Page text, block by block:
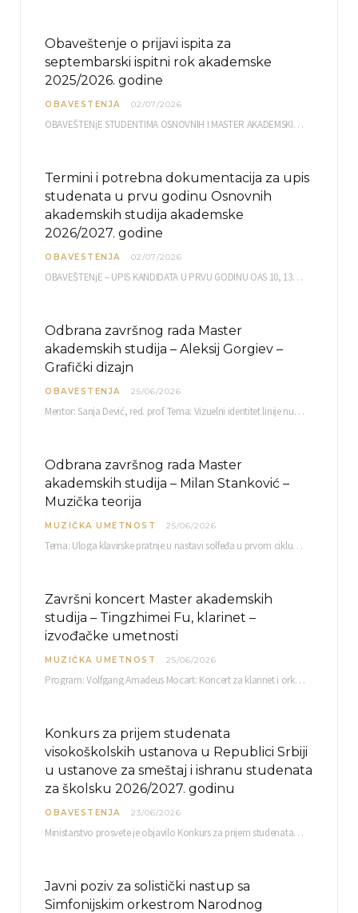
Obaveštenje o prijavi ispita za
septembarski ispitni rok akademske
2025/2026. godine
OBAVESTENJA 02/07/2026
OBAVEŠTENjE STUDENTIMA OSNOVNIH I MASTER AKADEMSKIH STUDIJA ELEKTRONSKA PRIJAVA ISPITA za septembarski ispitni rok za…
Termini i potrebna dokumentacija za upis
studenata u prvu godinu Osnovnih
akademskih studija akademske
2026/2027. godine
OBAVESTENJA 02/07/2026
OBAVEŠTENjE – UPIS KANDIDATA U PRVU GODINU OAS 10, 13, 14, 15. i…
Odbrana završnog rada Master
akademskih studija – Aleksij Gorgiev –
Grafički dizajn
OBAVESTENJA 25/06/2026
Mentor: Sanja Dević, red. prof. Tema: Vizuelni identitet linije nutricionističkih proizvoda Vita+: Od ambalaže do multimedijalne komunikacije Petak, 03. 07.…
Odbrana završnog rada Master
akademskih studija – Milan Stanković –
Muzička teorija
MUZIČKA UMETNOST 25/06/2026
Tema: Uloga klavirske pratnje u nastavi solfeđa u prvom ciklusu osnovne muzičke škole Mentor…
Završni koncert Master akademskih
studija – Tingzhimei Fu, klarinet –
izvođačke umetnosti
MUZIČKA UMETNOST 25/06/2026
Program: Volfgang Amadeus Mocart: Koncert za klarinet i orkestar, A-dur Mentor Miloš Mijatović, redovni profesor…
Konkurs za prijem studenata
visokoškolskih ustanova u Republici Srbiji
u ustanove za smeštaj i ishranu studenata
za školsku 2026/2027. godinu
OBAVESTENJA 23/06/2026
Ministarstvo prosvete je objavilo Konkurs za prijem studenata visokoškolskih ustanova u Republici Srbiji u ustanove…
Javni poziv za solistički nastup sa
Simfonijskim orkestrom Narodnog